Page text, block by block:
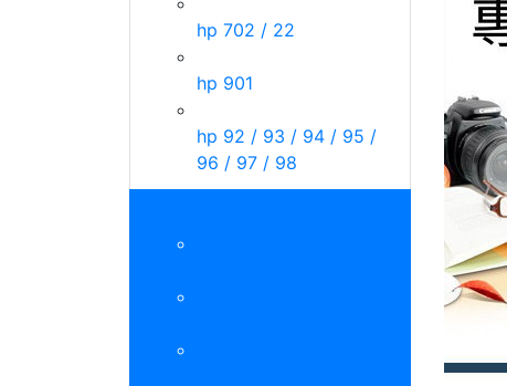
hp 702 / 22
hp 901
hp 92 / 93 / 94 / 95 /
96 / 97 / 98